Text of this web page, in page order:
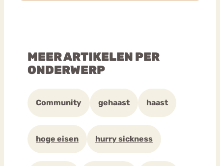
MEER ARTIKELEN PER
ONDERWERP
Community gehaast haast
hoge eisen hurry sickness